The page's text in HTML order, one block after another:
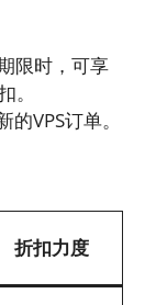
限时，可享
。
VPS订单。
折扣力度